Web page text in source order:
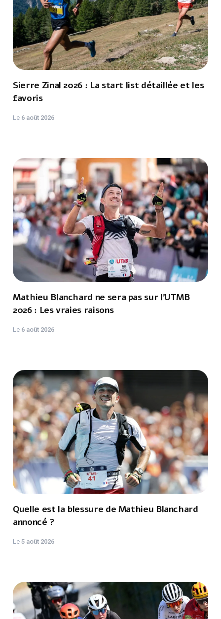
Sierre Zinal 2026 : La start list détaillée et les
favoris
Le 6 août 2026
Mathieu Blanchard ne sera pas sur l'UTMB
2026 : Les vraies raisons
Le 6 août 2026
Quelle est la blessure de Mathieu Blanchard
annoncé ?
Le5 août 2026